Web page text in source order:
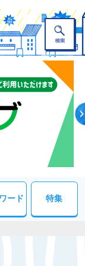
ード 特集